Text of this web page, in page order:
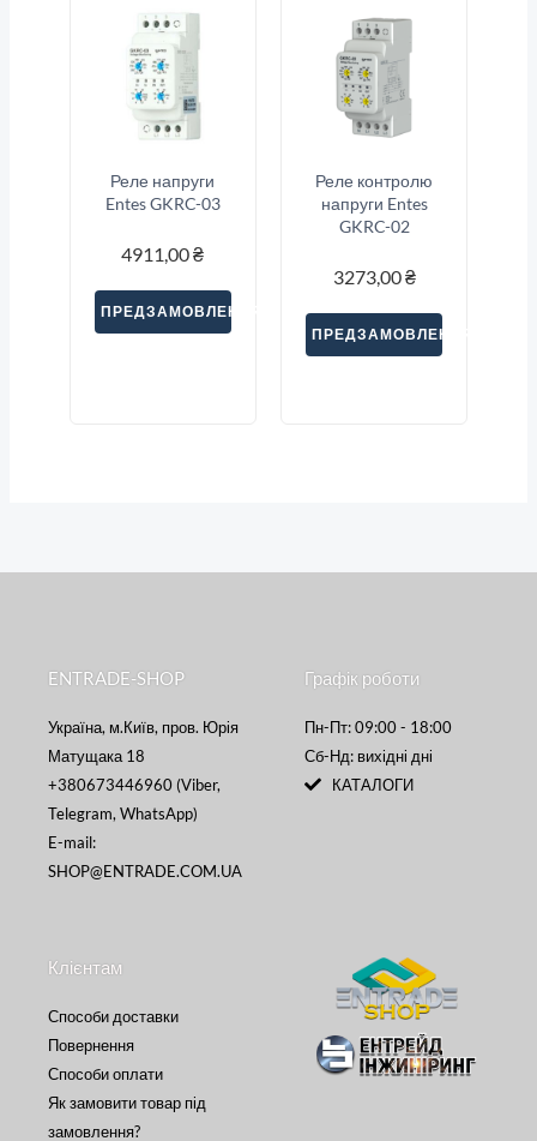
Реле напруги
Entes GKRC-03
4911,00₴
ПРЕДЗАМОВЛЕННЯ
Реле контролю
напруги Entes
GKRC-02
3273,00₴
ПРЕДЗАМОВЛЕННЯ
ENTRADE-SHOP
Україна, м.Київ, пров. Юрія
Матущака 18
+380673446960 (Viber,
Telegram, WhatsApp)
E-mail:
SHOP@ENTRADE.COM.UA
Графік роботи
Пн-Пт: 09:00 - 18:00
Сб-Нд: вихідні дні
КАТАЛОГИ
Клієнтам
Способи доставки
Повернення
Способи оплати
Як замовити товар під
замовлення?